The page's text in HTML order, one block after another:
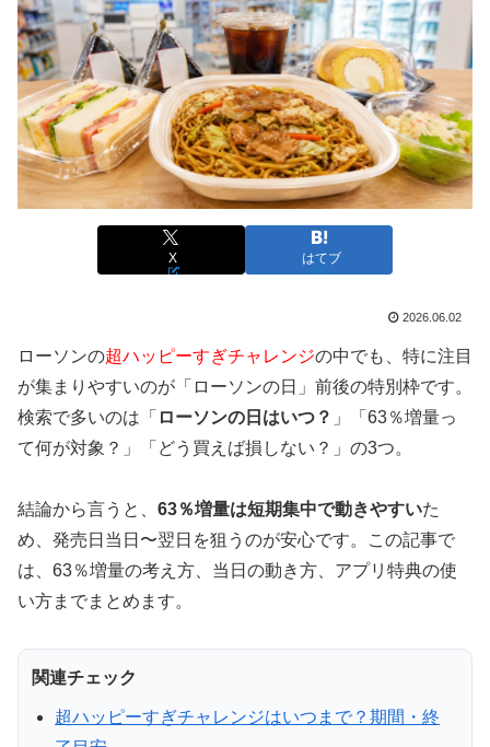
X はてブ
2026.06.02
ローソンの超ハッピーすぎチャレンジの中でも、特に注目
が集まりやすいのが「ローソンの日」前後の特別枠です。
検索で多いのは「 ローソンの日はいつ？ 」「63％増量っ
て何が対象？」「どう買えば損しない？」の3つ。
結論から言うと、 63％増量は短期集中で動きやすいた
め、発売日当日〜翌日を狙うのが安心です。この記事で
は、63％増量の考え方、当日の動き方、アプリ特典の使
い方までまとめます。
関連チェック
超ハッピーすぎチャレンジはいつまで？期間・終